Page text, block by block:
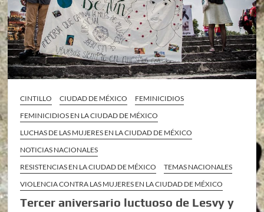
CINTILLO CIUDAD DE MÉXICO
FEMINICIDIOS
FEMINICIDIOS EN LA CIUDAD DE MÉXICO
LUCHAS DE LAS MUJERES EN LA CIUDAD DE MÉXICO
NOTICIAS NACIONALES
RESISTENCIAS EN LA CIUDAD DE MÉXICO
TEMAS NACIONALES
VIOLENCIA CONTRA LAS MUJERES EN LA CIUDAD DE MÉXICO
Tercer aniversario luctuoso de Lesvy y